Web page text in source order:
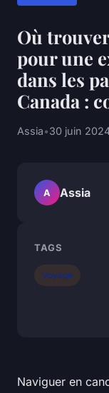
Où
pour une
dans les
Canada :
Assia•30 juin
Naviguer en
A Assia
TAGS
Voyage